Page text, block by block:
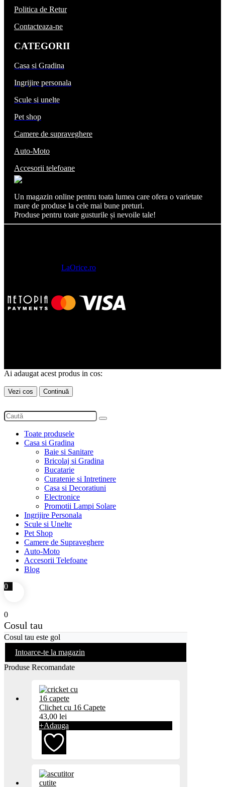
Politica de Retur
Contacteaza-ne
CATEGORII
Casa si Gradina
Ingrijire personala
Scule si unelte
Pet shop
Camere de supraveghere
Auto-Moto
Accesorii telefoane
Un magazin online pentru toata lumea care ofera o varietate
mare de produse la cele mai bune preturi.
Produse pentru toate gusturile și nevoile tale!
LaOrice.ro
Ai adaugat acest produs in cos:
Vezi cos Continuă
Toate produsele
Casa si Gradina
Baie si Sanitare
Bricolaj si Gradina
Bucatarie
Curatenie si Intretinere
Casa si Decoratiuni
Electronice
Promotii Lampi Solare
Ingrijire Personala
Scule si Unelte
Pet Shop
Camere de Supraveghere
Auto-Moto
Accesorii Telefoane
Blog
0
0
Cosul tau
Cosul tau este gol
Intoarce-te la magazin
Produse Recomandate
Clichet cu 16 Capete
43,00 lei
+Adauga
Adaugă